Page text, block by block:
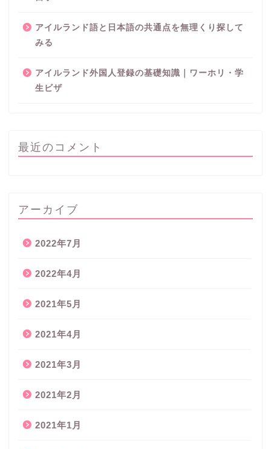
アイルランド語と日本語の共通点を無理くり探して
みる
アイルランド外国人登録の基礎知識｜ワーホリ・学
生ビザ
最近のコメント
アーカイブ
2022年7月
2022年4月
2021年5月
2021年4月
2021年3月
2021年2月
2021年1月